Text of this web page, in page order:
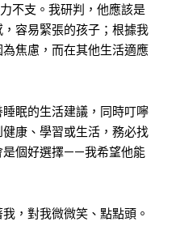
不支。我研判，他應該是
容易緊張的孩子；根據我
焦慮，而在其他生活適應
眠的生活建議，同時叮嚀
康、學習或生活，務必找
是個好選擇——我希望他能
，對我微微笑、點點頭。